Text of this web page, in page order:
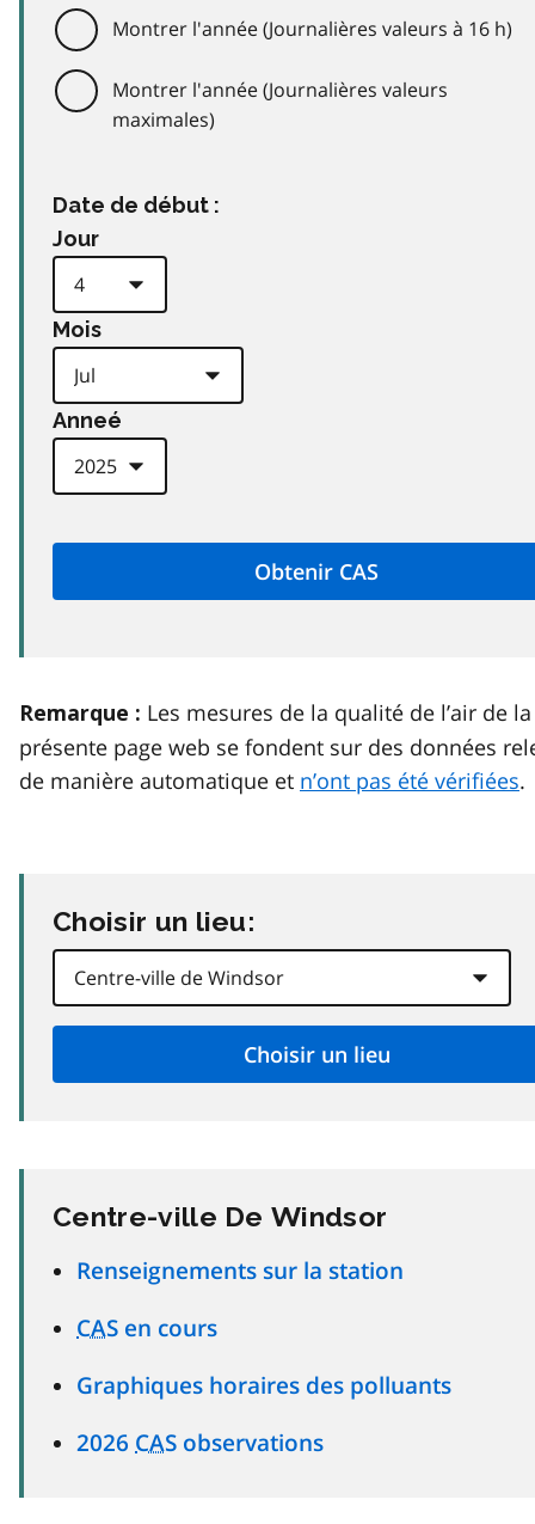
Montrer l'année (Journalières valeurs à 16 h)
Montrer l'année (Journalières valeurs
maximales)
Date de début :
Jour
Mois
Anneé
Remarque : Les mesures de la qualité de l’air de la
présente page web se fondent sur des données
de manière automatique et n’ont pas été vérifiées.
Choisir un lieu:
Centre-ville De Windsor
Renseignements sur la station
CAS en cours
Graphiques horaires des polluants
2026 CAS observations